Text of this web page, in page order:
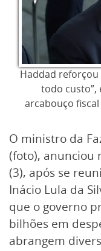
Haddad reforçou
todo custo”,
arcabouço
O ministro da
(foto), anunciou
(3), após se
Inácio Lula da
que o governo
bilhões em
abrangem